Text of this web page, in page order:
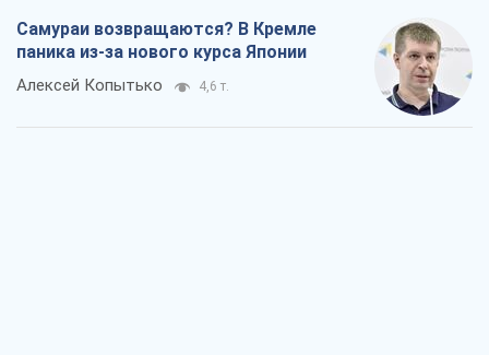
Самураи возвращаются? В Кремле
паника из-за нового курса Японии
Алексей Копытько 4,6 т.